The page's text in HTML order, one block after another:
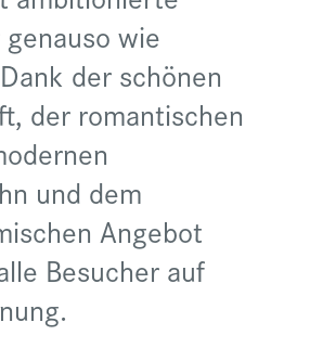
wie
der schönen
der romantischen
und dem
Angebot
Besucher auf